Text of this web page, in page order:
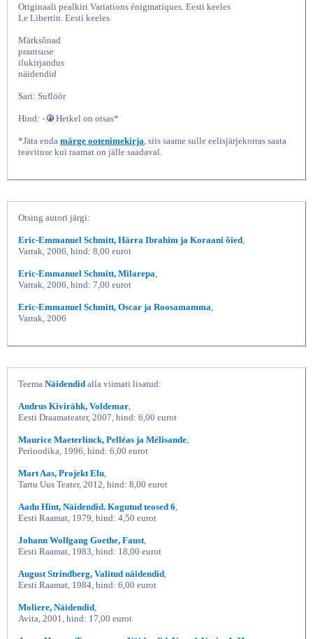
Enigma variatsioonid Vabamõtleja, Eric-
Originaali pealkiri Variations énigmatiques. Eesti keeles
Le Libertin. Eesti keeles
Märksõnad
prantsuse
ilukirjandus
näidendid
Sari: Suflöör
Hind: - Hetkel on otsas*
*Jäta enda märge ootenimekirja, siis saame sulle eelisjärjekorras saata
teavituse kui raamat on jälle saadaval.
Otsing autori järgi:
Eric-Emmanuel Schmitt, Härra Ibrahim ja Koraani õied,
Varrak, 2006, hind: 8,00 eurot
Eric-Emmanuel Schmitt, Milarepa,
Varrak, 2006, hind: 7,00 eurot
Eric-Emmanuel Schmitt, Oscar ja Roosamamma,
Varrak, 2006
Teema Näidendid alla viimati lisatud:
Andrus Kivirähk, Voldemar,
Eesti Draamateater, 2007, hind: 6,00 eurot
Maurice Maeterlinck, Pelléas ja Mélisande,
Perioodika, 1996, hind: 6,00 eurot
Mart Aas, Projekt Elu,
Tartu Uus Teater, 2012, hind: 8,00 eurot
Aadu Hint, Näidendid. Kogutud teosed 6,
Eesti Raamat, 1979, hind: 4,50 eurot
Johann Wolfgang Goethe, Faust,
Eesti Raamat, 1983, hind: 18,00 eurot
August Strindberg, Valitud näidendid,
Eesti Raamat, 1984, hind: 6,00 eurot
Moliere, Näidendid,
Avita, 2001, hind: 17,00 eurot